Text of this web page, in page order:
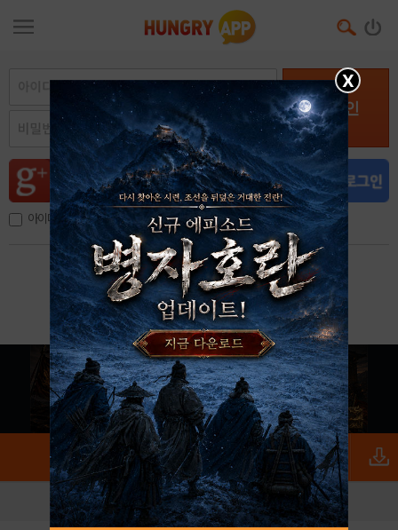
로그인
아이디, 이메일 저장
아이디 / 비밀번호 찾기 회원가입
X
로그인 PC버전 전체앱